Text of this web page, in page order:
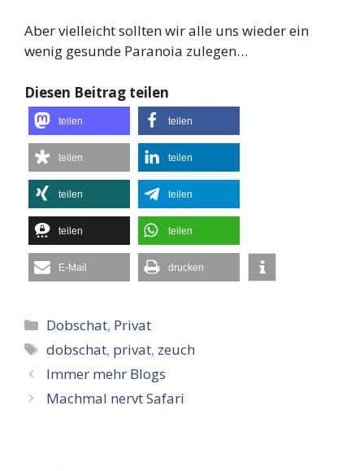
Aber vielleicht sollten wir alle uns wieder ein
wenig gesunde Paranoia zulegen…
Diesen Beitrag teilen
teilen teilen
teilen teilen
teilen teilen
teilen teilen
E-Mail drucken
Kategorien
Dobschat, Privat
Schlagwörter
dobschat, privat, zeuch
Immer mehr Blogs
Machmal nervt Safari